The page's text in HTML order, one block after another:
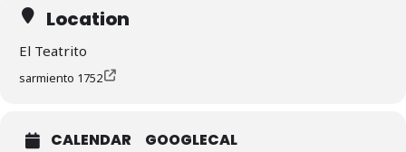
Location
El Teatrito
sarmiento 1752
CALENDAR GOOGLECAL